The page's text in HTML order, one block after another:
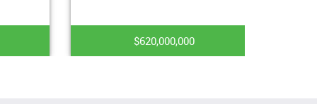
$620,000,000